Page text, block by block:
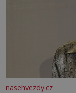
nasehvezdy.cz